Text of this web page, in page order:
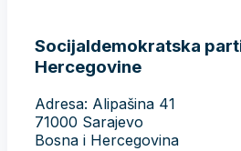
Socijaldemokratska
Hercegovine
Adresa: Alipašina 41
71000 Sarajevo
Bosna i Hercegovina